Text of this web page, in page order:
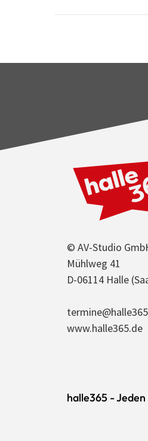
© AV-Studio
Mühlweg 41
D-06114 Halle
www.halle365.de
halle365 -